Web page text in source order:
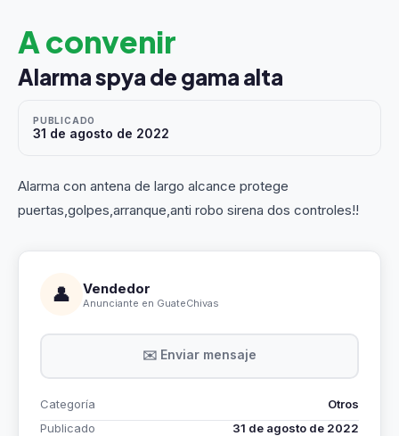
A convenir
Alarma spya de gama alta
PUBLICADO
31 de agosto de 2022
Alarma con antena de largo alcance protege
puertas,golpes,arranque,anti robo sirena dos controles!!
👤 Vendedor
Anunciante en GuateChivas
✉️ Enviar mensaje
Categoría
Otros
Publicado
31 de agosto de 2022